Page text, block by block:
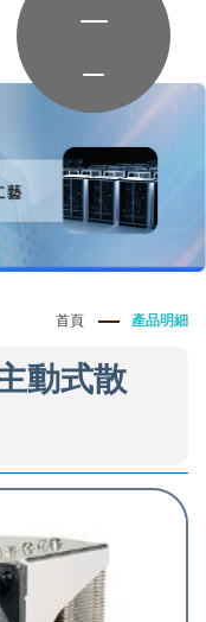
首頁 產品明細
動式散